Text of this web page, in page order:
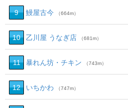
9 鰻屋古今 （664m）
10 乙川屋 うなぎ店 （681m）
11 暴れん坊・チキン （743m）
12 いちかわ （747m）